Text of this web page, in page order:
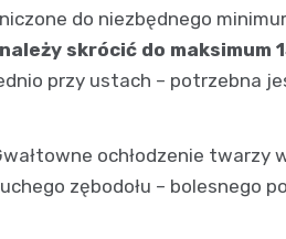
do niezbędnego
skrócić do maksimum
przy ustach – potrzebna
ochłodzenie twarzy
zębodołu – bolesnego